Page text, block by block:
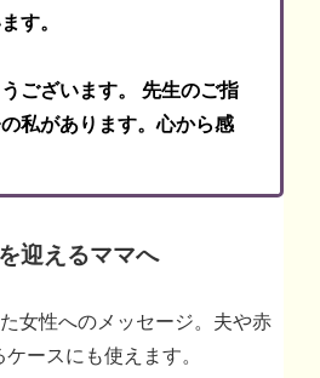
す。
ございます。 先生のご指
私があります。心から感
迎えるママへ
女性へのメッセージ。夫や赤
ースにも使えます。